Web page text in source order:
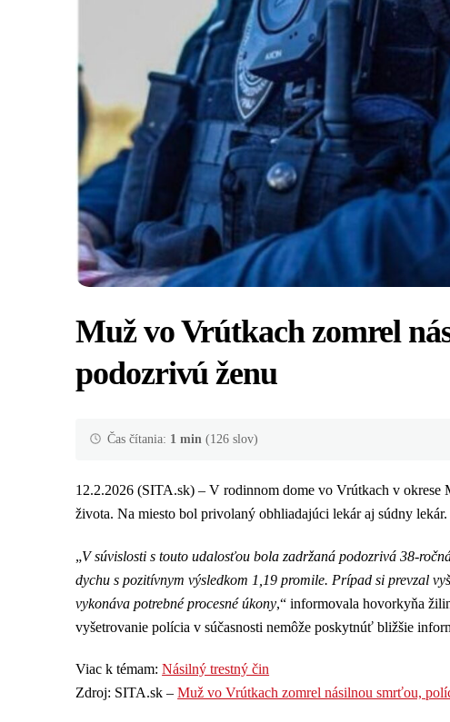
Muž vo Vrútkach zomrel
podozrivú ženu
Čas čítania: 1 min (126 slov)
12.2.2026 (SITA.sk) – V rodinnom dome vo Vrútkach v okrese
života. Na miesto bol privolaný obhliadajúci lekár aj súdny
„V súvislosti s touto udalosťou bola zadržaná podozrivá 38-
dychu s pozitívnym výsledkom 1,19 promile. Prípad si prevzal
vykonáva potrebné procesné úkony,“ informovala hovorkyňa
vyšetrovanie polícia v súčasnosti nemôže poskytnúť bližšie
Viac k témam:Násilný trestný čin
Zdroj: SITA.sk –Muž vo Vrútkach zomrel násilnou smrťou,